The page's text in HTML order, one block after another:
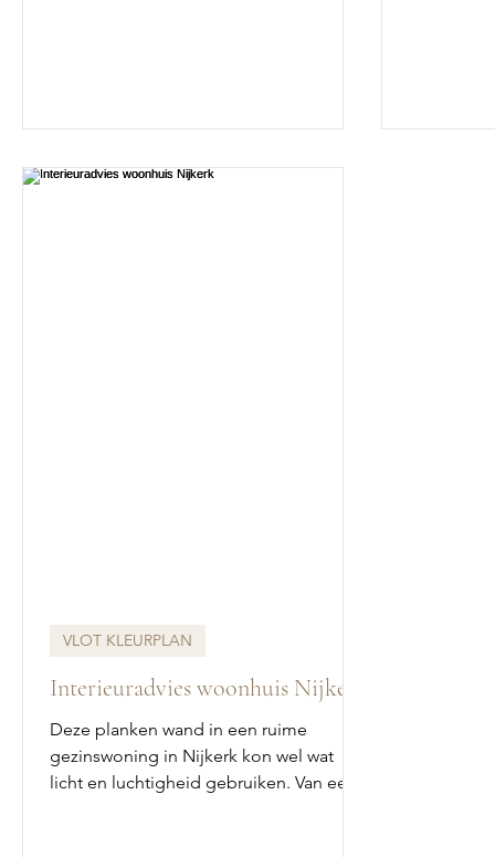
Interieuradvies woonhuis Nijkerk
Deze planken wand in een ruime
gezinswoning in Nijkerk kon wel wat
licht en luchtigheid gebruiken. Van een
VLOT KLEURPLAN